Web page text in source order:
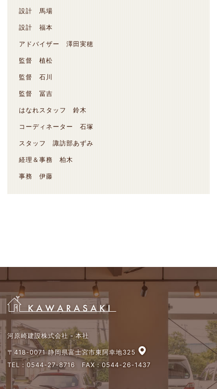
設計 馬場
設計 福本
アドバイザー 澤田実穂
監督 植松
監督 石川
監督 冨吉
はなれスタッフ 鈴木
コーディネーター 石塚
スタッフ 諏訪部あずみ
経理＆事務 柏木
事務 伊藤
河原崎建設株式会社 - 本社
〒418-0071 静岡県富士宮市東阿幸地325
TEL： 0544-27-8716 FAX：0544-26-1437